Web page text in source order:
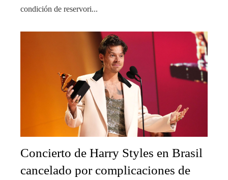
condición de reservori...
Concierto de Harry Styles en Brasil
cancelado por complicaciones de